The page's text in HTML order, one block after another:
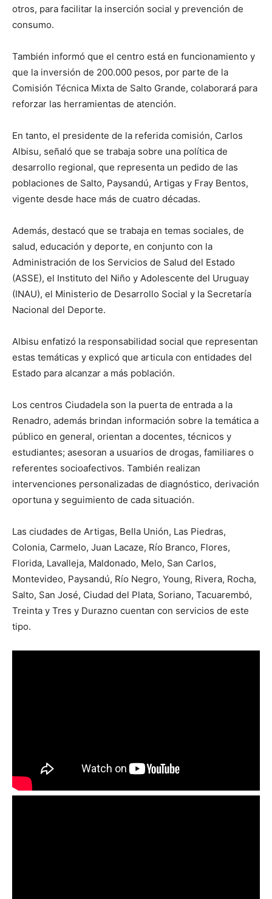
otros, para facilitar la inserción social y prevención de
consumo.
También informó que el centro está en funcionamiento y
que la inversión de 200.000 pesos, por parte de la
Comisión Técnica Mixta de Salto Grande, colaborará para
reforzar las herramientas de atención.
En tanto, el presidente de la referida comisión, Carlos
Albisu, señaló que se trabaja sobre una política de
desarrollo regional, que representa un pedido de las
poblaciones de Salto, Paysandú, Artigas y Fray Bentos,
vigente desde hace más de cuatro décadas.
Además, destacó que se trabaja en temas sociales, de
salud, educación y deporte, en conjunto con la
Administración de los Servicios de Salud del Estado
(ASSE), el Instituto del Niño y Adolescente del Uruguay
(INAU), el Ministerio de Desarrollo Social y la Secretaría
Nacional del Deporte.
Albisu enfatizó la responsabilidad social que representan
estas temáticas y explicó que articula con entidades del
Estado para alcanzar a más población.
Los centros Ciudadela son la puerta de entrada a la
Renadro, además brindan información sobre la temática a
público en general, orientan a docentes, técnicos y
estudiantes; asesoran a usuarios de drogas, familiares o
referentes socioafectivos. También realizan
intervenciones personalizadas de diagnóstico, derivación
oportuna y seguimiento de cada situación.
Las ciudades de Artigas, Bella Unión, Las Piedras,
Colonia, Carmelo, Juan Lacaze, Río Branco, Flores,
Florida, Lavalleja, Maldonado, Melo, San Carlos,
Montevideo, Paysandú, Río Negro, Young, Rivera, Rocha,
Salto, San José, Ciudad del Plata, Soriano, Tacuarembó,
Treinta y Tres y Durazno cuentan con servicios de este
tipo.